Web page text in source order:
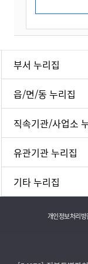
부서 누리집
읍/면/동 누리집
직속기관/사업소
유관기관 누리집
기타 누리집
개인정보처리방